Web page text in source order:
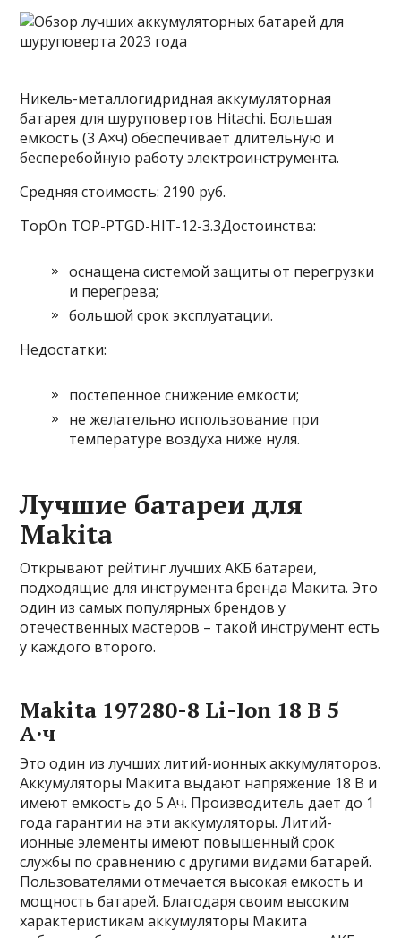
Никель-металлогидридная аккумуляторная
батарея для шуруповертов Hitachi. Большая
емкость (3 А×ч) обеспечивает длительную и
бесперебойную работу электроинструмента.
Средняя стоимость: 2190 руб.
TopOn TOP-PTGD-HIT-12-3.3Достоинства:
оснащена системой защиты от перегрузки
и перегрева;
большой срок эксплуатации.
Недостатки:
постепенное снижение емкости;
не желательно использование при
температуре воздуха ниже нуля.
Лучшие батареи для
Makita
Открывают рейтинг лучших АКБ батареи,
подходящие для инструмента бренда Макита. Это
один из самых популярных брендов у
отечественных мастеров – такой инструмент есть
у каждого второго.
Makita 197280-8 Li-Ion 18 В 5
А·ч
Это один из лучших литий-ионных аккумуляторов.
Аккумуляторы Макита выдают напряжение 18 В и
имеют емкость до 5 Ач. Производитель дает до 1
года гарантии на эти аккумуляторы. Литий-
ионные элементы имеют повышенный срок
службы по сравнению с другими видами батарей.
Пользователями отмечается высокая емкость и
мощность батарей. Благодаря своим высоким
характеристикам аккумуляторы Макита